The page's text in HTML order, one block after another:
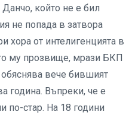
който не е бил
не попада в затвора
хора от интелигенцията в
му прозвище, мрази БКП
вече бившият
година. Въпреки, че е
по-стар. На 18 години